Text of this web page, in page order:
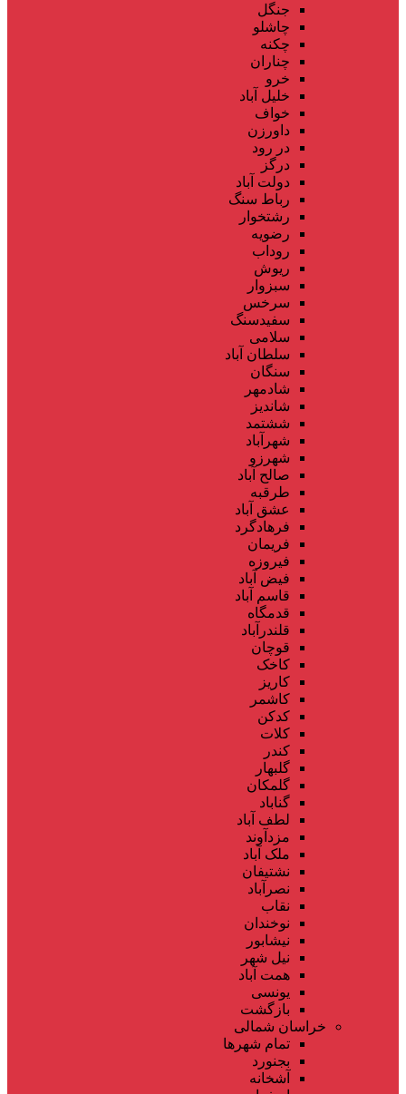
جنگل
چاشلو
چکنه
چناران
خرو
خلیل آباد
خواف
داورزن
در رود
درگز
دولت آباد
رباط سنگ
رشتخوار
رضویه
روداب
ریوش
سبزوار
سرخس
سفیدسنگ
سلامی
سلطان آباد
سنگان
شادمهر
شاندیز
ششتمد
شهرآباد
شهرزو
صالح آباد
طرقبه
عشق آباد
فرهادگرد
فریمان
فیروزه
فیض آباد
قاسم آباد
قدمگاه
قلندرآباد
قوچان
کاخک
کاریز
کاشمر
کدکن
کلات
کندر
گلبهار
گلمکان
گناباد
لطف آباد
مزدآوند
ملک آباد
نشتیفان
نصرآباد
نقاب
نوخندان
نیشابور
نیل شهر
همت آباد
یونسی
بازگشت
خراسان شمالی
تمام شهر‌ها
بجنورد
آشخانه